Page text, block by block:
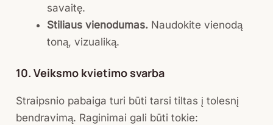
savaitę.
Stiliaus vienodumas. Naudokite vienodą
toną, vizualiką.
10. Veiksmo kvietimo svarba
Straipsnio pabaiga turi būti tarsi tiltas į tolesnį
bendravimą. Raginimai gali būti tokie: